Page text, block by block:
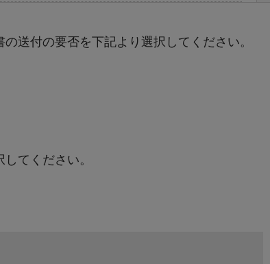
る事業
認めるもの
送付の要否を下記より選択してください。
てください。